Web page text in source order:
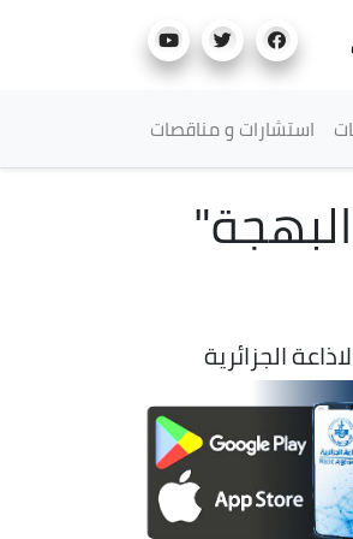
استشارات و مناقصات
الجزائرية